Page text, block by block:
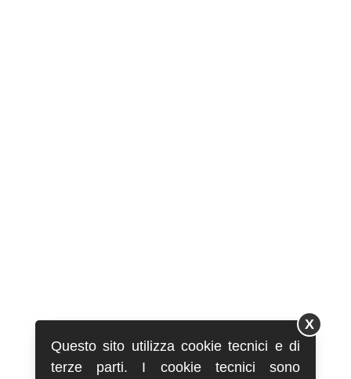
Questo sito utilizza cookie tecnici e di
terze parti. I cookie tecnici sono
X